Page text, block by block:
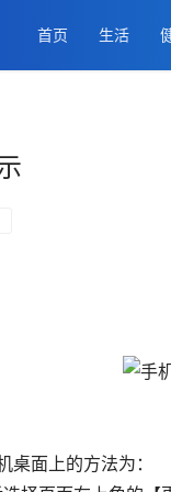
首页 生活
桌面上的方法为：